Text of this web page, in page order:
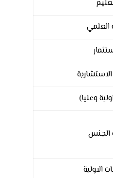
العلمي
وعليا)
الجنس
الاولية